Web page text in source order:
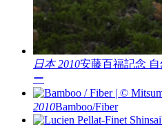
日本 2010安藤百福記念
ー
2010Bamboo/Fiber